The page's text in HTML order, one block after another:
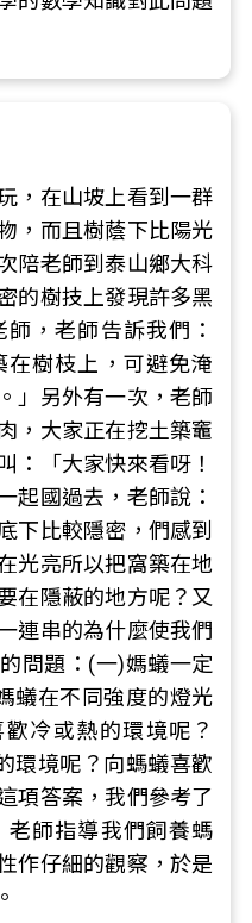
，在山坡上看到一群
，而且樹蔭下比陽光
陪老師到泰山鄉大科
的樹技上發現許多黑
，老師告訴我們：
在樹枝上，可避免淹
」另外有一次，老師
，大家正在挖土築竈
：「大家快來看呀！
起國過去，老師說：
下比較隱密，們感到
光亮所以把窩築在地
在隱蔽的地方呢？又
連串的為什麼使我們
問題：(一)媽蟻一定
蟻在不同強度的燈光
冷或熱的環境呢？
環境呢？向螞蟻喜歡
項答案，我們參考了
師指導我們飼養螞
作仔細的觀察，於是